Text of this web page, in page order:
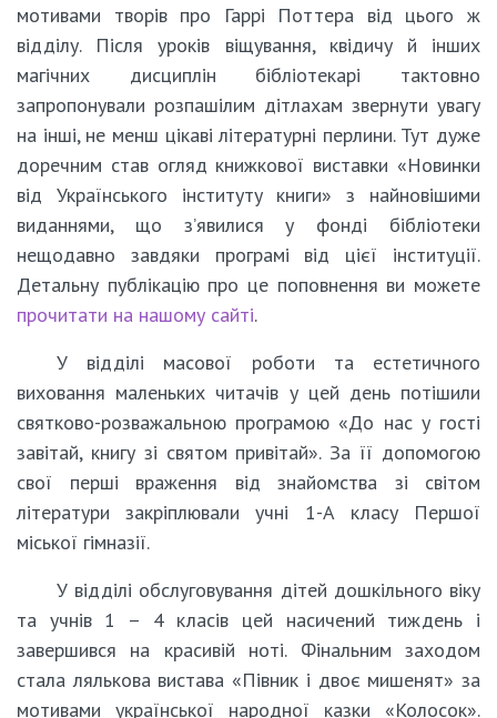
мотивами творів про Гаррі Поттера від цього ж
відділу. Після уроків віщування, квідичу й інших
магічних дисциплін бібліотекарі тактовно
запропонували розпашілим дітлахам звернути увагу
на інші, не менш цікаві літературні перлини. Тут дуже
доречним став огляд книжкової виставки «Новинки
від Українського інституту книги» з найновішими
виданнями, що з’явилися у фонді бібліотеки
нещодавно завдяки програмі від цієї інституції.
Детальну публікацію про це поповнення ви можете
прочитати на нашому сайті.
У відділі масової роботи та естетичного
виховання маленьких читачів у цей день потішили
святково-розважальною програмою «До нас у гості
завітай, книгу зі святом привітай». За її допомогою
свої перші враження від знайомства зі світом
літератури закріплювали учні 1-А класу Першої
міської гімназії.
У відділі обслуговування дітей дошкільного віку
та учнів 1 – 4 класів цей насичений тиждень і
завершився на красивій ноті. Фінальним заходом
стала лялькова вистава «Півник і двоє мишенят» за
мотивами української народної казки «Колосок».